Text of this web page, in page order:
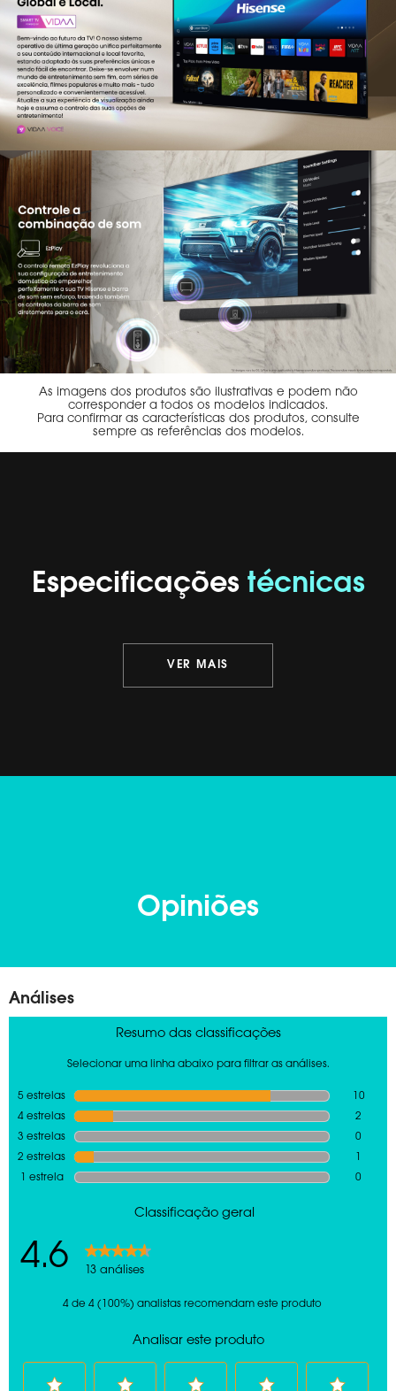
As imagens dos produtos são ilustrativas e podem não
corresponder a todos os modelos indicados.
Para confirmar as características dos produtos, consulte
sempre as referências dos modelos.
Especificações técnicas
VER MAIS
Opiniões